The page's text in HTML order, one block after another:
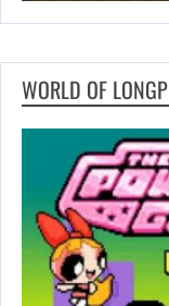
WORLD OF